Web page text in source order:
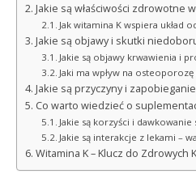
Jakie są właściwości zdrowotne
Jak witamina K wspiera układ
Jakie są objawy i skutki
Jakie są objawy krwawienia i
Jaki ma wpływ na
Jakie są przyczyny i
Co warto wiedzieć o
Jakie są korzyści i
Jakie są interakcje z lekami –
Witamina K – Klucz do Zdrowych